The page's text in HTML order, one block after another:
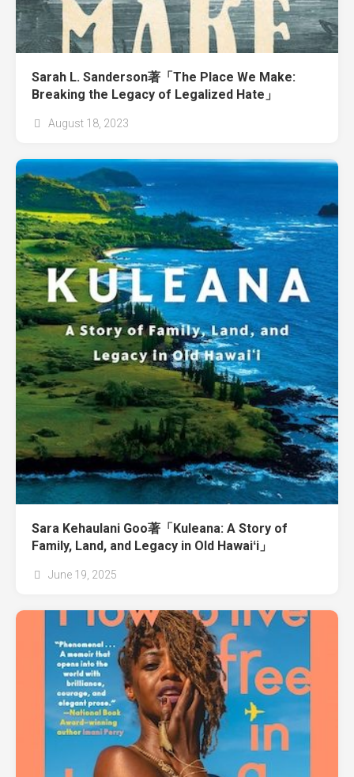
Sarah L. Sanderson著「The Place We Make:
Breaking the Legacy of Legalized Hate」
August 18, 2023
Sara Kehaulani Goo著「Kuleana: A Story of
Family, Land, and Legacy in Old Hawaiʻi」
June 19, 2025